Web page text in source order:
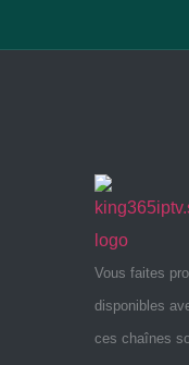
Vous faites
disponibles
ces chaînes